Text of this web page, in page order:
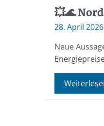
💥🌊
28. April 2026
Neue